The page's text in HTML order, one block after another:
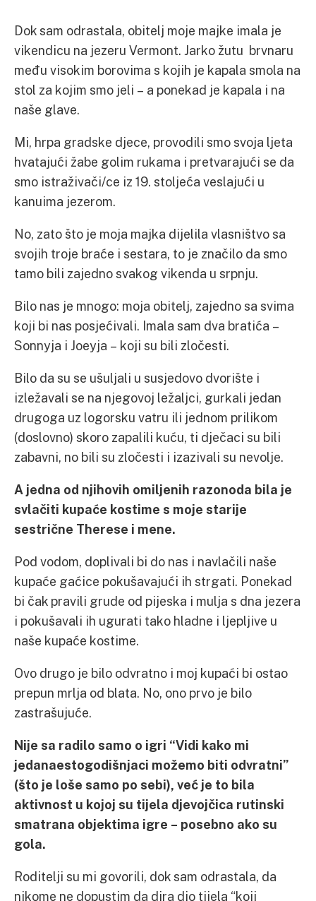
Dok sam odrastala, obitelj moje majke imala je
vikendicu na jezeru Vermont. Jarko žutu brvnaru
među visokim borovima s kojih je kapala smola na
stol za kojim smo jeli – a ponekad je kapala i na
naše glave.
Mi, hrpa gradske djece, provodili smo svoja ljeta
hvatajući žabe golim rukama i pretvarajući se da
smo istraživači/ce iz 19. stoljeća veslajući u
kanuima jezerom.
No, zato što je moja majka dijelila vlasništvo sa
svojih troje braće i sestara, to je značilo da smo
tamo bili zajedno svakog vikenda u srpnju.
Bilo nas je mnogo: moja obitelj, zajedno sa svima
koji bi nas posjećivali. Imala sam dva bratića –
Sonnyja i Joeyja – koji su bili zločesti.
Bilo da su se ušuljali u susjedovo dvorište i
izležavali se na njegovoj ležaljci, gurkali jedan
drugoga uz logorsku vatru ili jednom prilikom
(doslovno) skoro zapalili kuću, ti dječaci su bili
zabavni, no bili su zločesti i izazivali su nevolje.
A jedna od njihovih omiljenih razonoda bila je
svlačiti kupaće kostime s moje starije
sestrične Therese i mene.
Pod vodom, doplivali bi do nas i navlačili naše
kupaće gaćice pokušavajući ih strgati. Ponekad
bi čak pravili grude od pijeska i mulja s dna jezera
i pokušavali ih ugurati tako hladne i ljepljive u
naše kupaće kostime.
Ovo drugo je bilo odvratno i moj kupaći bi ostao
prepun mrlja od blata. No, ono prvo je bilo
zastrašujuće.
Nije sa radilo samo o igri “Vidi kako mi
jedanaestogodišnjaci možemo biti odvratni”
(što je loše samo po sebi), već je to bila
aktivnost u kojoj su tijela djevojčica rutinski
smatrana objektima igre – posebno ako su
gola.
Roditelji su mi govorili, dok sam odrastala, da
nikome ne dopustim da dira dio tijela “koji